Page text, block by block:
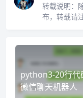
转载说明：
布，转载请
python3-20行代
微信聊天机器人